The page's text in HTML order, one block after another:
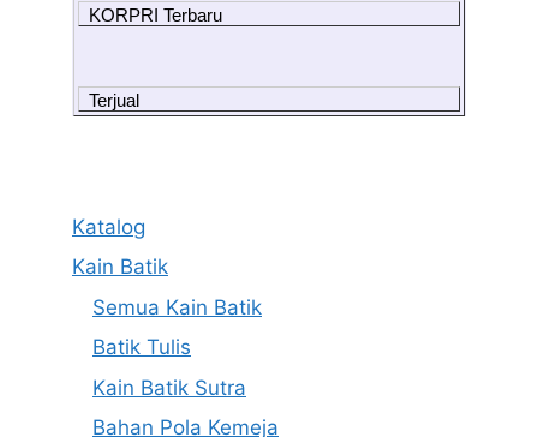
KORPRI Terbaru
Terjual
Katalog
Kain Batik
Semua Kain Batik
Batik Tulis
Kain Batik Sutra
Bahan Pola Kemeja